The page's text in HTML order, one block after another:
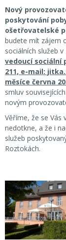
Nový
poskytování
ošetřovatelské
budete mít zájem
sociálních služeb
vedoucí sociální
211, e-mail:
měsíce června
smluv
novým
Věříme, že se Vás
nedotkne, a že i
služeb
Roztokách.